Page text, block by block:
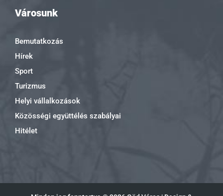
Városunk
Bemutatkozás
Hírek
Sport
Turizmus
Helyi vállalkozások
Közösségi együttélés szabályai
Hitélet